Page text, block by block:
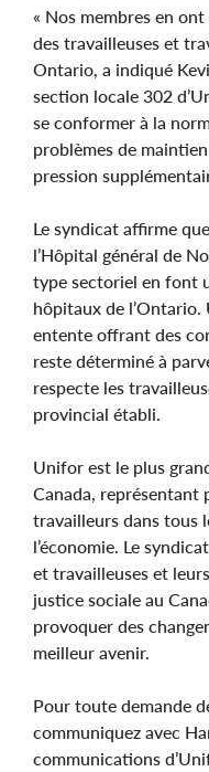
« Nos membres en
des travailleuses et
Ontario, a indiqué
section locale 302
se conformer à la
problèmes de
pression
Le syndicat affirme
l’Hôpital général de
type sectoriel en font
hôpitaux de
entente offrant des
reste déterminé à
respecte les
provincial établi.
Unifor est le plus
Canada, représentant
travailleurs dans tous
l’économie. Le
et travailleuses et
justice sociale au
provoquer des
meilleur avenir.
Pour toute demande
communiquez avec
communications